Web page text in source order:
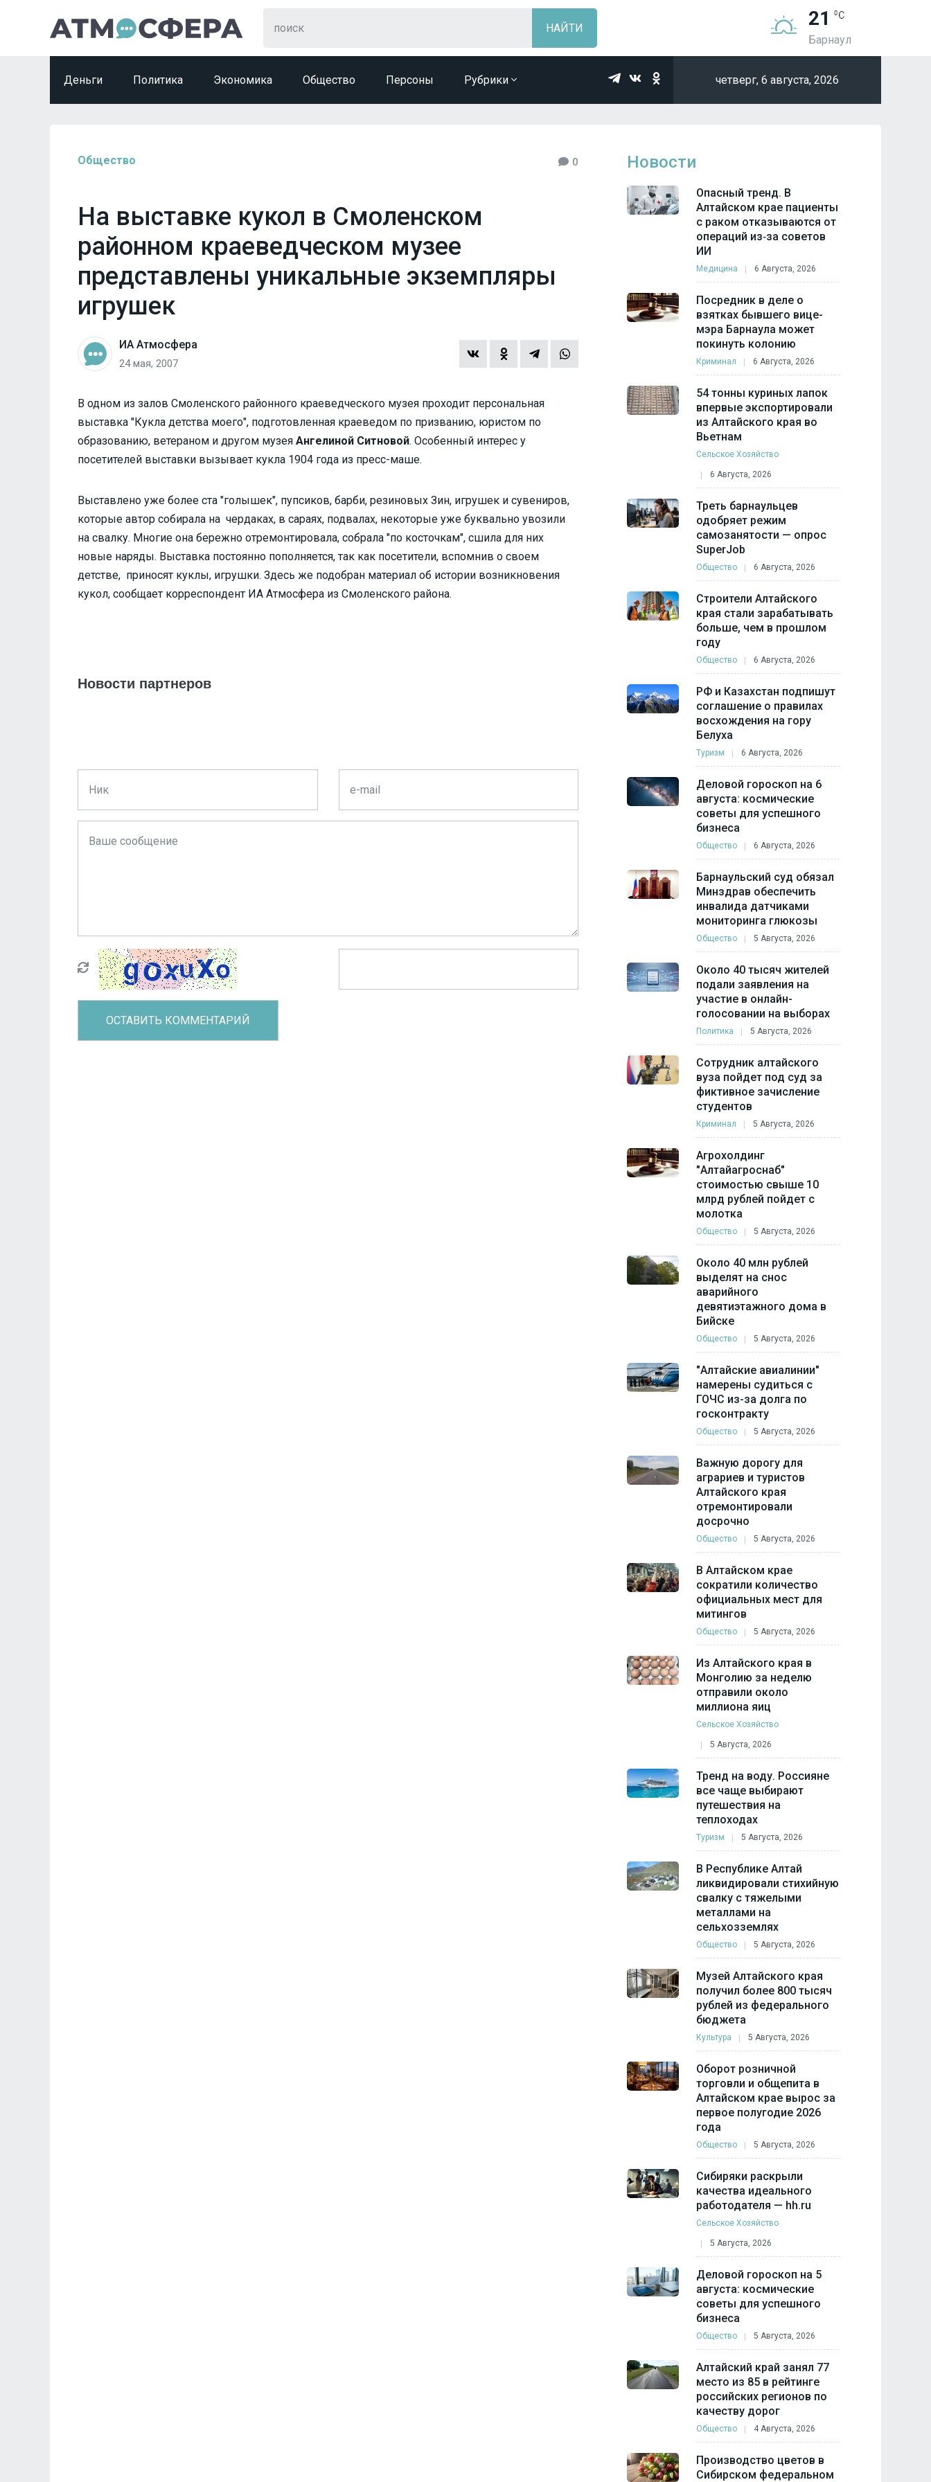
21
Барнаул
Деньги Политика Экономика Общество Персоны Рубрики четверг, 6 августа, 2026
Общество 0
На выставке кукол в Смоленском
районном краеведческом музее
представлены уникальные экземпляры
игрушек
ИА Атмосфера
24 мая, 2007
В одном из залов Смоленского районного краеведческого музея проходит персональная
выставка "Кукла детства моего", подготовленная краеведом по призванию, юристом по
образованию, ветераном и другом музея Ангелиной Ситновой. Особенный интерес у
посетителей выставки вызывает кукла 1904 года из пресс-маше.
Выставлено уже более ста "голышек", пупсиков, барби, резиновых Зин, игрушек и сувениров,
которые автор собирала на чердаках, в сараях, подвалах, некоторые уже буквально увозили
на свалку. Многие она бережно отремонтировала, собрала "по косточкам", сшила для них
новые наряды. Выставка постоянно пополняется, так как посетители, вспомнив о своем
детстве, приносят куклы, игрушки. Здесь же подобран материал об истории возникновения
кукол, сообщает корреспондент ИА Атмосфера из Смоленского района.
Новости партнеров
Новости
Опасный тренд. В
Алтайском крае пациенты
с раком отказываются от
операций из‑за советов
ИИ
Медицина 6 Августа, 2026
Посредник в деле о
взятках бывшего вице-
мэра Барнаула может
покинуть колонию
Криминал 6 Августа, 2026
54 тонны куриных лапок
впервые экспортировали
из Алтайского края во
Вьетнам
Сельское Хозяйство
6 Августа, 2026
Треть барнаульцев
одобряет режим
самозанятости — опрос
SuperJob
Общество 6 Августа, 2026
Строители Алтайского
края стали зарабатывать
больше, чем в прошлом
году
Общество 6 Августа, 2026
РФ и Казахстан подпишут
соглашение о правилах
восхождения на гору
Белуха
Туризм 6 Августа, 2026
Деловой гороскоп на 6
августа: космические
советы для успешного
бизнеса
Общество 6 Августа, 2026
Барнаульский суд обязал
Минздрав обеспечить
инвалида датчиками
мониторинга глюкозы
Общество 5 Августа, 2026
Около 40 тысяч жителей
подали заявления на
участие в онлайн-
голосовании на выборах
Политика 5 Августа, 2026
Сотрудник алтайского
вуза пойдет под суд за
фиктивное зачисление
студентов
Криминал 5 Августа, 2026
Агрохолдинг
"Алтайагроснаб"
стоимостью свыше 10
млрд рублей пойдет с
молотка
Общество 5 Августа, 2026
Около 40 млн рублей
выделят на снос
аварийного
девятиэтажного дома в
Бийске
Общество 5 Августа, 2026
"Алтайские авиалинии"
намерены судиться с
ГОЧС из-за долга по
госконтракту
Общество 5 Августа, 2026
Важную дорогу для
аграриев и туристов
Алтайского края
отремонтировали
досрочно
Общество 5 Августа, 2026
В Алтайском крае
сократили количество
официальных мест для
митингов
Общество 5 Августа, 2026
Из Алтайского края в
Монголию за неделю
отправили около
миллиона яиц
Сельское Хозяйство
5 Августа, 2026
Тренд на воду. Россияне
все чаще выбирают
путешествия на
теплоходах
Туризм 5 Августа, 2026
В Республике Алтай
ликвидировали стихийную
свалку с тяжелыми
металлами на
сельхозземлях
Общество 5 Августа, 2026
Музей Алтайского края
получил более 800 тысяч
рублей из федерального
бюджета
Культура 5 Августа, 2026
Оборот розничной
торговли и общепита в
Алтайском крае вырос за
первое полугодие 2026
года
Общество 5 Августа, 2026
Сибиряки раскрыли
качества идеального
работодателя — hh.ru
Сельское Хозяйство
5 Августа, 2026
Деловой гороскоп на 5
августа: космические
советы для успешного
бизнеса
Общество 5 Августа, 2026
Алтайский край занял 77
место из 85 в рейтинге
российских регионов по
качеству дорог
Общество 4 Августа, 2026
Производство цветов в
Сибирском федеральном